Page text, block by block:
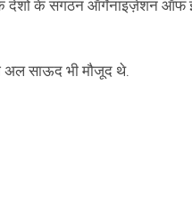
देशों के संगठन ऑर्गेनाइज़ेशन
साऊद भी मौजूद थे.